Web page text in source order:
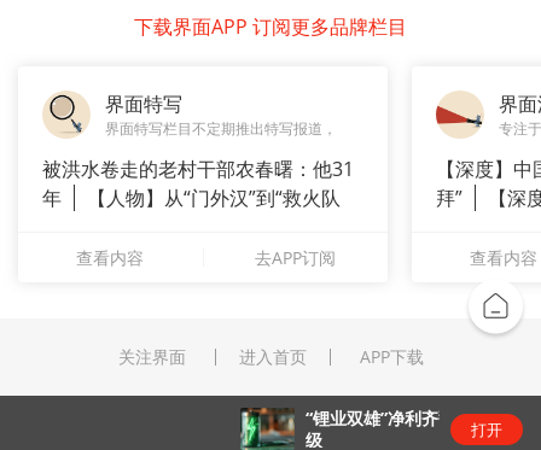
下载界面APP 订阅更多品牌栏目
界面特写
界面特写栏目不定期推出特写报道，
被洪水卷走的老村干部农春曙：他31
年
【人物】从“门外汉”到“救火队
查看内容 去APP订阅
界
专注
【深度】
拜”
【
查看内容
关注界面 进入首页 APP下载
“锂业双雄”净利齐翻番，扣非净利却呈“冷暖”两
打开